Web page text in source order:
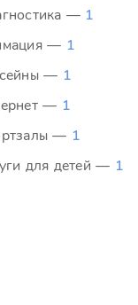
— 1
— 1
— 1
— 1
— 1
для детей — 1